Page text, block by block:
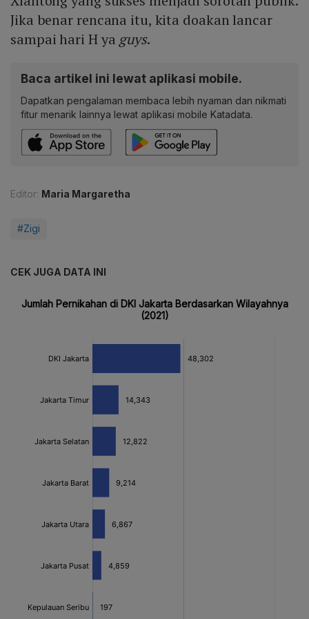
Jika benar rencana itu, kita doakan lancar
sampai hari H ya guys.
Baca artikel ini lewat aplikasi mobile.
Dapatkan pengalaman membaca lebih nyaman dan nikmati
fitur menarik lainnya lewat aplikasi mobile Katadata.
Editor: Maria Margaretha
#Zigi
CEK JUGA DATA INI